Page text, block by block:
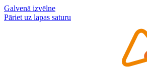
Galvenā izvēlne
Pāriet uz lapas saturu